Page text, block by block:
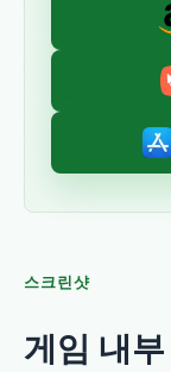
스크린샷
게임 내부